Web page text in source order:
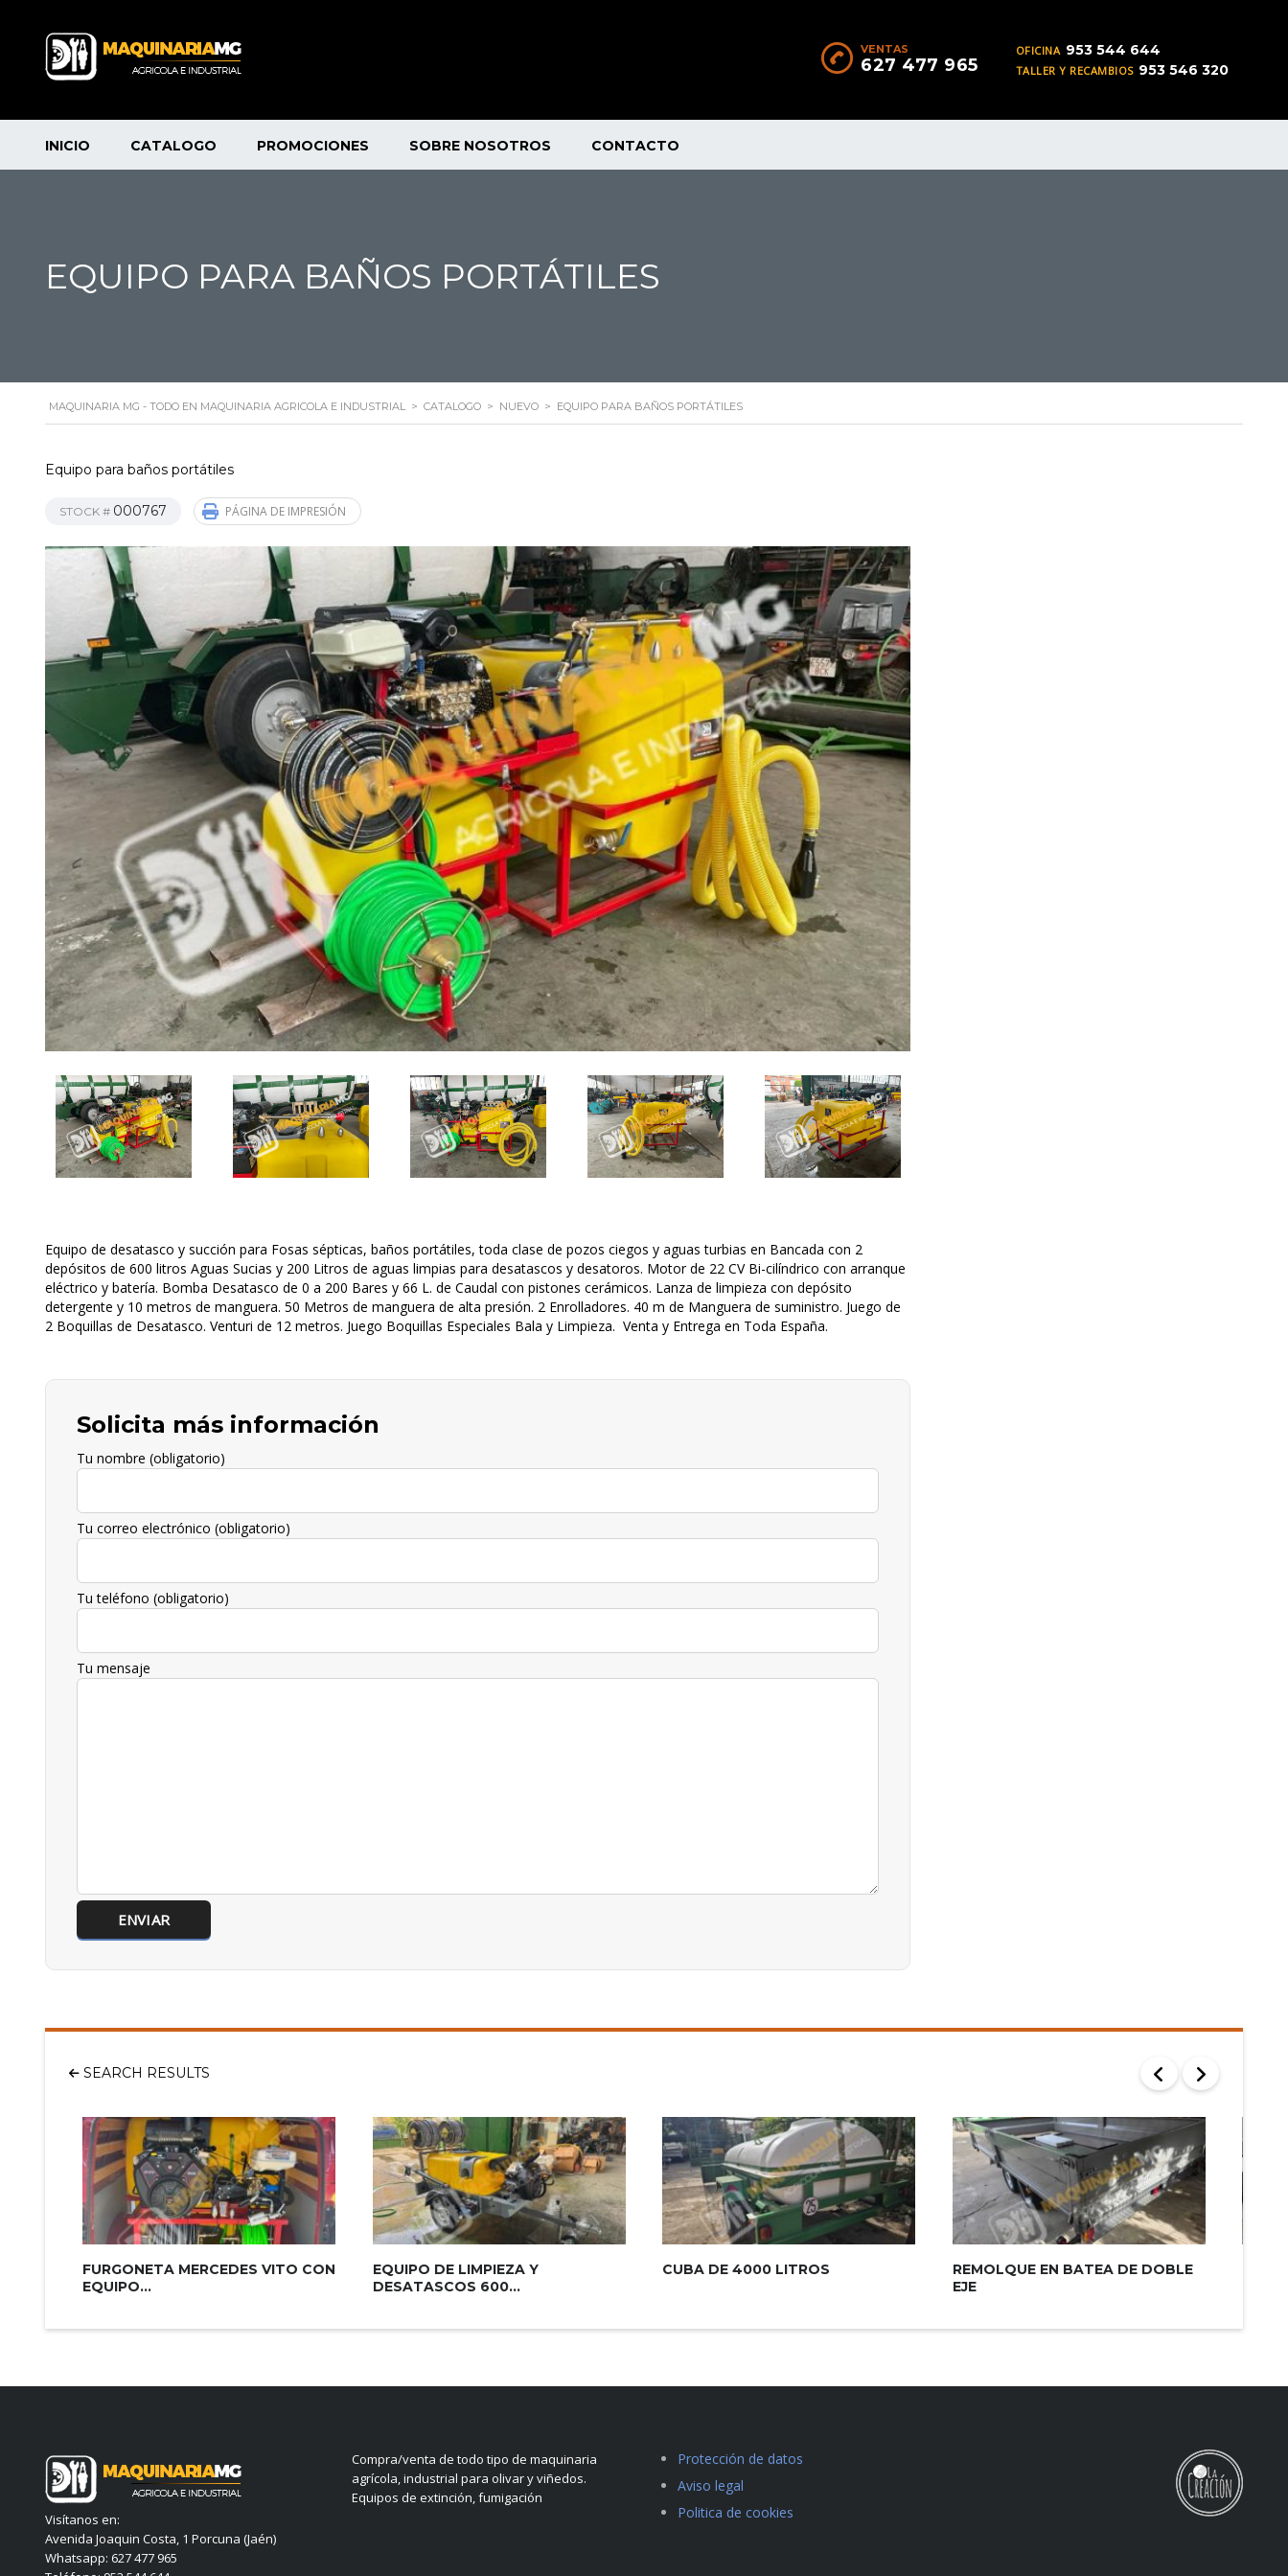
OFICINA 953 544 644
TALLER Y RECAMBIOS 953 546 320
VENTAS
627 477 965
INICIO CATALOGO PROMOCIONES SOBRE NOSOTROS CONTACTO
EQUIPO PARA BAÑOS PORTÁTILES
MAQUINARIA MG - TODO EN MAQUINARIA AGRICOLA E INDUSTRIAL > CATALOGO > NUEVO > EQUIPO PARA BAÑOS PORTÁTILES
Equipo para baños portátiles
STOCK # 000767 PÁGINA DE IMPRESIÓN
Equipo de desatasco y succión para Fosas sépticas, baños portátiles, toda clase de pozos ciegos y aguas turbias en Bancada con 2
depósitos de 600 litros Aguas Sucias y 200 Litros de aguas limpias para desatascos y desatoros. Motor de 22 CV Bi-cilíndrico con arranque
eléctrico y batería. Bomba Desatasco de 0 a 200 Bares y 66 L. de Caudal con pistones cerámicos. Lanza de limpieza con depósito
detergente y 10 metros de manguera. 50 Metros de manguera de alta presión. 2 Enrolladores. 40 m de Manguera de suministro. Juego de
2 Boquillas de Desatasco. Venturi de 12 metros. Juego Boquillas Especiales Bala y Limpieza. Venta y Entrega en Toda España.
Solicita más información
Tu nombre (obligatorio)
Tu correo electrónico (obligatorio)
Tu teléfono (obligatorio)
Tu mensaje
SEARCH RESULTS
FURGONETA MERCEDES VITO CON
EQUIPO...
EQUIPO DE LIMPIEZA Y
DESATASCOS 600...
CUBA DE 4000 LITROS
REMOLQUE EN BATEA DE DOBLE
EJE
Visítanos en:
Avenida Joaquin Costa, 1 Porcuna (Jaén)
Whatsapp: 627 477 965
Compra/venta de todo tipo de maquinaria
agrícola, industrial para olivar y viñedos.
Equipos de extinción, fumigación
Protección de datos
Aviso legal
Politica de cookies